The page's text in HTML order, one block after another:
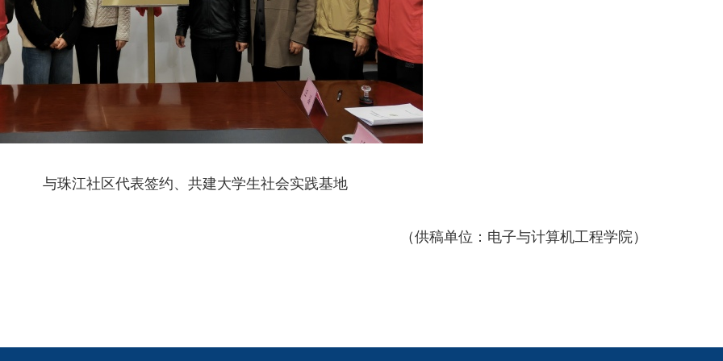
与珠江社区代表签约、共建大学生社会实践基地
（供稿单位：电子与计算机工程学院）